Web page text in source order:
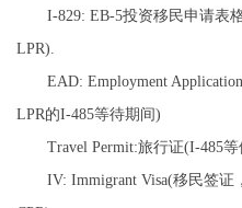
I-829: EB-5投资移民申请表格
LPR).
EAD: Employment Application
LPR的I-485等待期间)
Travel Permit:旅行证(I-485等
IV: Immigrant Visa(移民签证